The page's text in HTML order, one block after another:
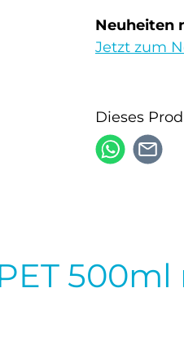
Neuheiten
Jetzt zum
Dieses
500ml